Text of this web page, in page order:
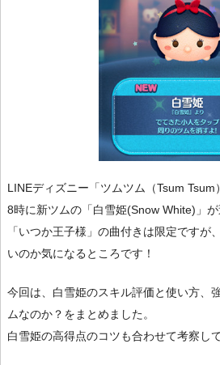
LINEディズニー「ツムツム（Tsum
8時に新ツムの「白雪姫(Snow White)」が
「いつか王子様」の曲付きは限定ですが
いのか気になるところです！
今回は、白雪姫のスキル評価と使い方、
ムなのか？をまとめました。
白雪姫の高得点のコツも合わせて考察し